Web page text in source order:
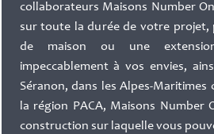
collaborateurs Maisons Number
sur toute la durée de votre projet,
de maison ou une
impeccablement à vos envies,
Séranon, dans les Alpes-
la région PACA, Maisons Number
construction sur laquelle vous